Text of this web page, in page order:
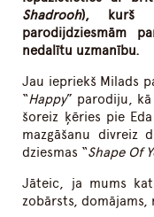
Shadrooh), kurš
parodijdziesmām
nedalītu uzmanību.
Jau iepriekš Milads
“Happy” parodiju, kā
šoreiz ķēries pie
mazgāšanu divreiz
dziesmas “Shape Of
Jāteic, ja mums
zobārsts,